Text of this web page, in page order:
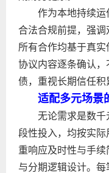
作为本地持续
合法合规前提，强调
所有合作均基于真实
协议内容逐条确认
债，重视长期信任积
适配多元场景
无论需求是数
段性投入，均按实际
重响应及时性与手
与分期逻辑设计。